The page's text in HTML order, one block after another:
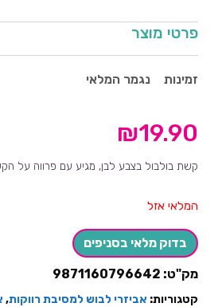
פרטי מוצר
זמינות נגמר המלאי
₪19.90
קשת בולבול בצבע לבן, מגיע עם פרווה על
המלאי אזל
בדוק מלאי בסניפים
מק"ט: 9871160796642
קטגוריות: אביזרי לבוש למסיבת רווקות,